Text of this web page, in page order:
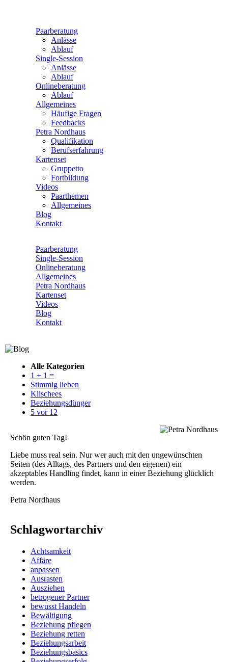
Paarberatung
Anlässe
Ablauf
Single-Session
Anlässe
Ablauf
Onlineberatung
Ablauf
Allgemeines
Häufige Fragen
Feedbacks
Petra Nordhaus
Qualifikation
Berufserfahrung
Kartenset
Gruppetto
Fortbildung
Videos
Paarthemen
Allgemeines
Blog
Kontakt
überspringenPaarberatung
Single-Session
Onlineberatung
Allgemeines
Petra Nordhaus
Kartenset
Videos
Blog
Kontakt
Alle Kategorien
1 + 1 =
Stimmig lieben
Klischees
Beziehungsdünger
5 vor 12
Schön guten Tag!
Liebe muss real sein. Nur wer auch mit den ungewünschten
Seiten (des Alltags, des Partners und den eigenen) ein
akzeptables Handling findet, kann in einer Beziehung glücklich
werden.
Petra Nordhaus
Schlagwortarchiv
Achtsamkeit
Affäre
anpassen
Ausrasten
Ausziehen
betrogener Partner
bewusst Handeln
Bewältigung
Beziehung pflegen
Beziehung retten
Beziehungsarbeit
Beziehungsbasics